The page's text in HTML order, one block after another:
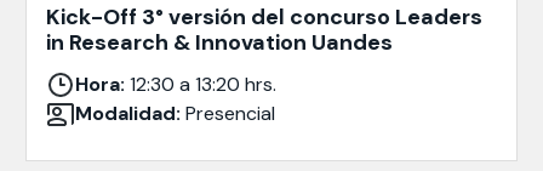
Kick-Off 3° versión del concurso Leaders
in Research & Innovation Uandes
Hora: 12:30 a 13:20 hrs.
Modalidad: Presencial